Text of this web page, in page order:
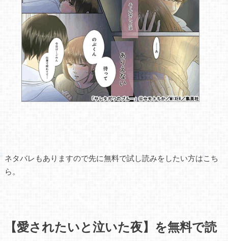
ネタバレもありますので先に無料で試し読みをしたい方はこち
ら。
【愛されたいと泣いた夜】を無料で読